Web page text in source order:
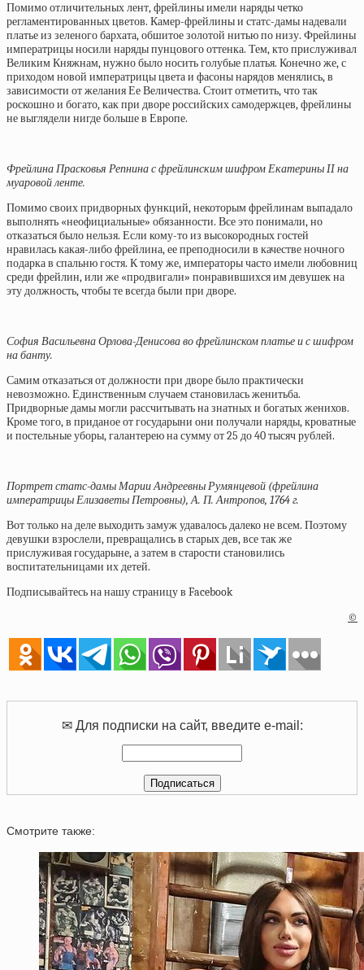
Помимо отличительных лент, фрейлины имели наряды четко
регламентированных цветов. Камер-фрейлины и статс-дамы надевали
платье из зеленого бархата, обшитое золотой нитью по низу. Фрейлины
императрицы носили наряды пунцового оттенка. Тем, кто прислуживал
Великим Княжнам, нужно было носить голубые платья. Конечно же, с
приходом новой императрицы цвета и фасоны нарядов менялись, в
зависимости от желания Ее Величества. Стоит отметить, что так
роскошно и богато, как при дворе российских самодержцев, фрейлины
не выглядели нигде больше в Европе.
Фрейлина Прасковья Репнина с фрейлинским шифром Екатерины II на
муаровой ленте.
Помимо своих придворных функций, некоторым фрейлинам выпадало
выполнять «неофициальные» обязанности. Все это понимали, но
отказаться было нельзя. Если кому-то из высокородных гостей
нравилась какая-либо фрейлина, ее преподносили в качестве ночного
подарка в спальню гостя. К тому же, императоры часто имели любовниц
среди фрейлин, или же «продвигали» понравившихся им девушек на
эту должность, чтобы те всегда были при дворе.
София Васильевна Орлова-Денисова во фрейлинском платье и с шифром
на банту.
Самим отказаться от должности при дворе было практически
невозможно. Единственным случаем становилась женитьба.
Придворные дамы могли рассчитывать на знатных и богатых женихов.
Кроме того, в приданое от государыни они получали наряды, кроватные
и постельные уборы, галантерею на сумму от 25 до 40 тысяч рублей.
Портрет статс-дамы Марии Андреевны Румянцевой (фрейлина
императрицы Елизаветы Петровны), А. П. Антропов, 1764 г.
Вот только на деле выходить замуж удавалось далеко не всем. Поэтому
девушки взрослели, превращались в старых дев, все так же
прислуживая государыне, а затем в старости становились
воспитательницами их детей.
Подписывайтесь на нашу страницу в Facebook
©
✉ Для подписки на сайт, введите e-mail:
Смотрите также: